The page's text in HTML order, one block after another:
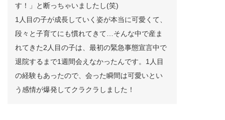
す！」と断っちゃいましたし(笑)
1人目の子が成長していく姿が本当に可愛くて、
段々と子育てにも慣れてきて…そんな中で産ま
れてきた2人目の子は、最初の緊急事態宣言中で
退院するまで1週間会えなかったんです。1人目
の経験もあったので、会った瞬間は可愛いとい
う感情が爆発してクラクラしました！